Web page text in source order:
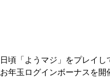
日頃「ようマジ」をプレイし
お年玉ログインボーナスを開